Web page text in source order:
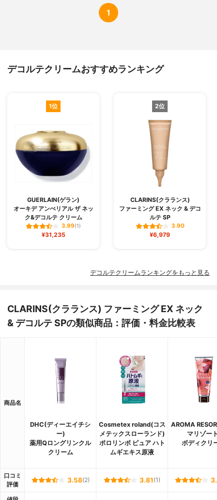
リカ、チムスシトリオドルス花/葉エキス、
安息香酸Na、ステアレス-20、ソルビン酸
K、黄5
1
デコルテクリームおすすめランキング
1位
GUERLAIN(ゲラン)
オーキデ アンぺリアル ザ ネッ
ク&デコルテ クリーム
3.99(1)
¥31,235
2位
CLARINS(クラランス)
ファーミング EX ネック & デコ
ルテ SP
3.90
¥6,979
デコルテクリームランキングをもっと見る
CLARINS(クラランス) ファーミング EX ネック
& デコルテ SPの類似商品：評価・料金比較表
商品名
DHC(ディーエイチシ
ー)
薬用Qロングリンクル
クリーム
Cosmetex roland(コス
メテックスローランド)
ポロリンボ ピュア ハト
ムギエキス原液
AROMA
マリゾー
ボディクリ
口コミ
評価
3.58(2) 3.81 (1)